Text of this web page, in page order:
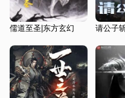
儒道至圣|东方玄幻